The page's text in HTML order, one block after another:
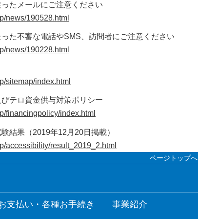
たメールにご注意ください
news/190528.html
た不審な電話やSMS、訪問者にご注意ください
news/190228.html
sitemap/index.html
テロ資金供与対策ポリシー
financingpolicy/index.html
結果（2019年12月20日掲載）
accessibility/result_2019_2.html
ページトップへ
支払い・各種お手続き 事業紹介